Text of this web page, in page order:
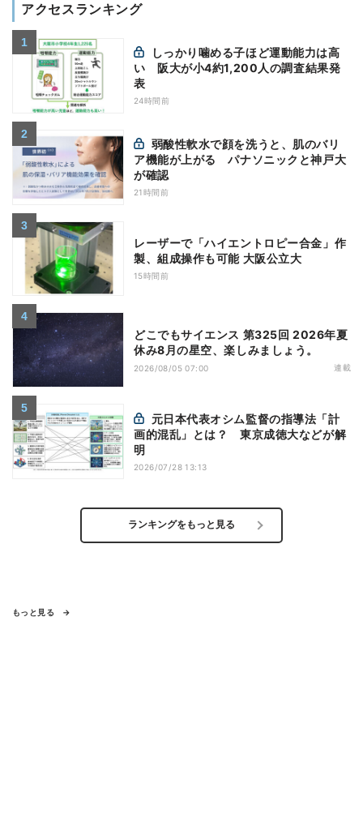
アクセスランキング
い 阪大が小4約1,200人の調査結果発
表
24時間前
ア機能が上がる パナソニックと神戸大
が確認
21時間前
レーザーで「ハイエントロピー合金」作
製、組成操作も可能 大阪公立大
15時間前
どこでもサイエンス 第325回 2026年夏
休み8月の星空、楽しみましょう。
2026/08/05 07:00 連載
画的混乱」とは？ 東京成徳大などが解
明
2026/07/28 13:13
ランキングをもっと見る
もっと見る